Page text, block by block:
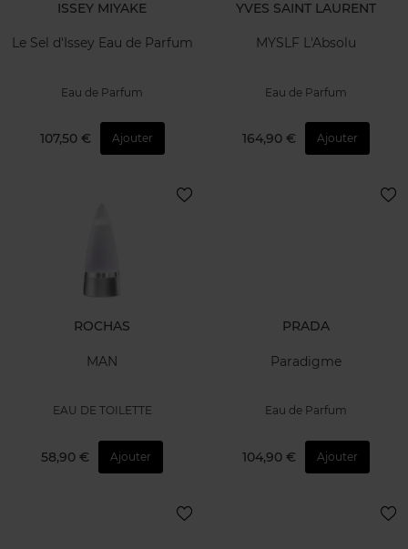
ISSEY MIYAKE
Le Sel d'Issey Eau de Parfum
Eau de Parfum
107,50 € Ajouter
YVES SAINT LAURENT
MYSLF L'Absolu
Eau de Parfum
164,90 € Ajouter
ROCHAS
MAN
EAU DE TOILETTE
58,90 € Ajouter
PRADA
Paradigme
Eau de Parfum
104,90 € Ajouter